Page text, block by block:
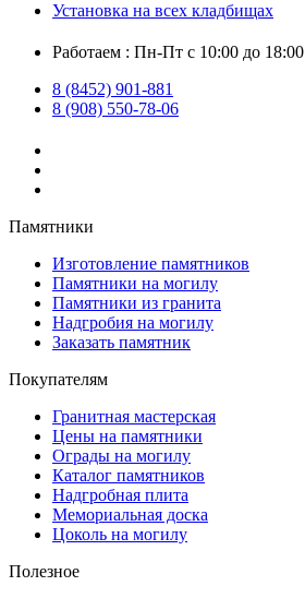
Установка на всех кладбищах
Работаем : Пн-Пт с 10:00 до 18:00
8 (8452) 901-881
8 (908) 550-78-06
Памятники
Изготовление памятников
Памятники на могилу
Памятники из гранита
Надгробия на могилу
Заказать памятник
Покупателям
Гранитная мастерская
Цены на памятники
Ограды на могилу
Каталог памятников
Надгробная плита
Мемориальная доска
Цоколь на могилу
Полезное